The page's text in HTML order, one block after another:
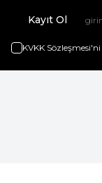
Kayıt Ol
KVKK Sözleşmesi'ni